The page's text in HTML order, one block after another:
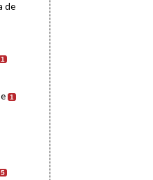
de
1
1
5